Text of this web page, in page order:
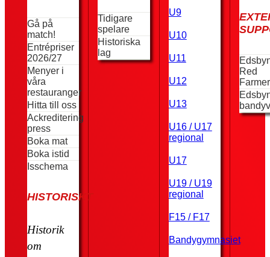
Gå på
match!
Entrépriser
2026/27
Menyer i
våra
restauranger
Hitta till oss
Ackreditering
press
Boka mat
Boka istid
Isschema
HISTORISKT
Historik
om
Tidigare
spelare
Historiska
lag
U9
U10
U11
U12
U13
U16 / U17
regional
U17
U19 / U19
regional
F15 / F17
Bandygymnasiet
Red